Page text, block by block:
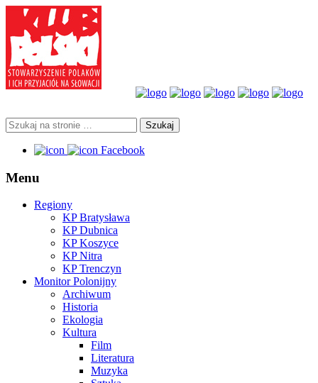
Facebook
Menu
Regiony
KP Bratysława
KP Dubnica
KP Koszyce
KP Nitra
KP Trenczyn
Monitor Polonijny
Archiwum
Historia
Ekologia
Kultura
Film
Literatura
Muzyka